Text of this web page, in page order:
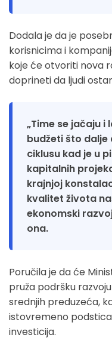
Dodala je da je
korisnicima i
koje će otvoriti nova
doprineti da ljudi
„Time se jačaju i
budžeti što
ciklusu kad je u
kapitalnih
krajnjoj
kvalitet života
ekonomski
ona.
Poručila je da će
pruža podršku
srednjih preduzeća,
istovremeno
investicija.